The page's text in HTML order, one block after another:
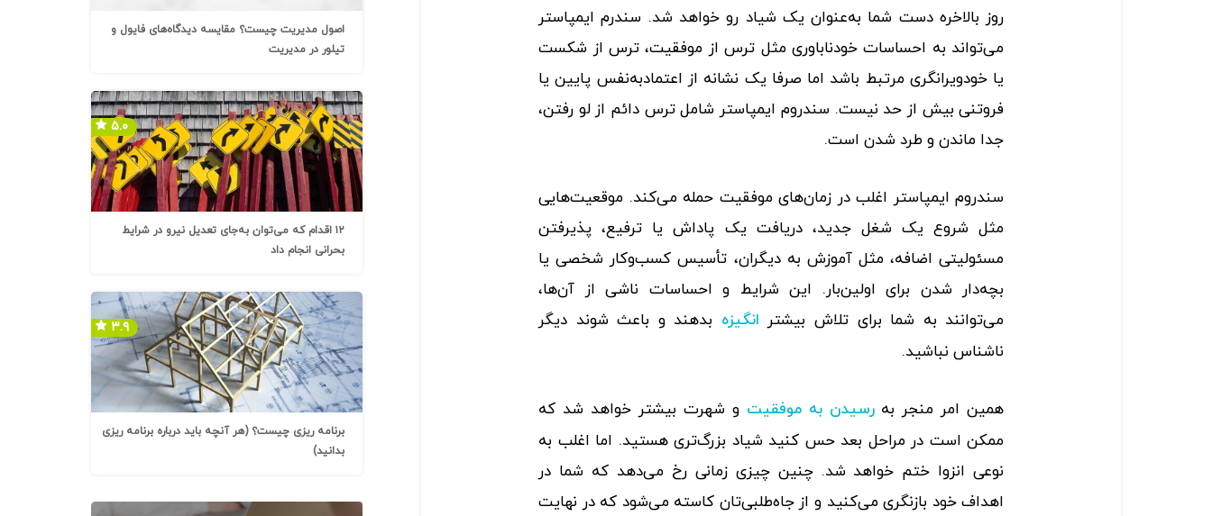
روز بالاخره دست شما به‌عنوان یک شیاد رو خواهد شد. سندرم ایمپاستر
می‌تواند به احساسات خودناباوری مثل ترس از موفقیت، ترس از شکست
یا خودویرانگری مرتبط باشد اما صرفا یک نشانه از اعتمادبه‌نفس پایین یا
فروتنی بیش از حد نیست. سندروم ایمپاستر شامل ترس دائم از لو رفتن،
جدا ماندن و طرد شدن است.
سندروم ایمپاستر اغلب در زمان‌های موفقیت حمله می‌کند. موقعیت‌هایی
مثل شروع یک شغل جدید، دریافت یک پاداش یا ترفیع، پذیرفتن
مسئولیتی اضافه، مثل آموزش به دیگران، تأسیس کسب‌وکار شخصی یا
بچه‌دار شدن برای اولین‌بار. این شرایط و احساسات ناشی از آن‌ها،
می‌توانند به شما برای تلاش بیشتر انگیزه بدهند و باعث شوند دیگر
ناشناس نباشید.
همین امر منجر بهرسیدن به موفقیت و شهرت بیشتر خواهد شد که
ممکن است در مراحل بعد حس کنید شیاد بزرگ‌تری هستید. اما اغلب به
نوعی انزوا ختم خواهد شد. چنین چیزی زمانی رخ می‌دهد که شما در
اهداف خود بازنگری می‌کنید و از جاه‌طلبی‌تان کاسته می‌شود که در نهایت
اصول مدیریت چیست؟ مقایسه دیدگاه‌های فایول و
تیلور در مدیریت
۱۲ اقدام که می‌توان به‌جای تعدیل نیرو در شرایط
بحرانی انجام داد
۵.۰
برنامه ریزی چیست؟ (هر آنچه باید درباره برنامه ریزی
بدانید)
۳.۹